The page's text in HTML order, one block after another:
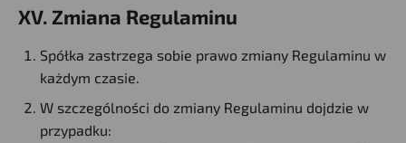
XV. Zmiana Regulaminu
Spółka zastrzega sobie prawo zmiany Regulaminu w
każdym czasie.
W szczególności do zmiany Regulaminu dojdzie w
przypadku: